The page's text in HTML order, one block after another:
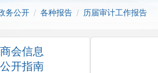
务公开 各种报告 历届审计工作报告
商会信息
公开指南